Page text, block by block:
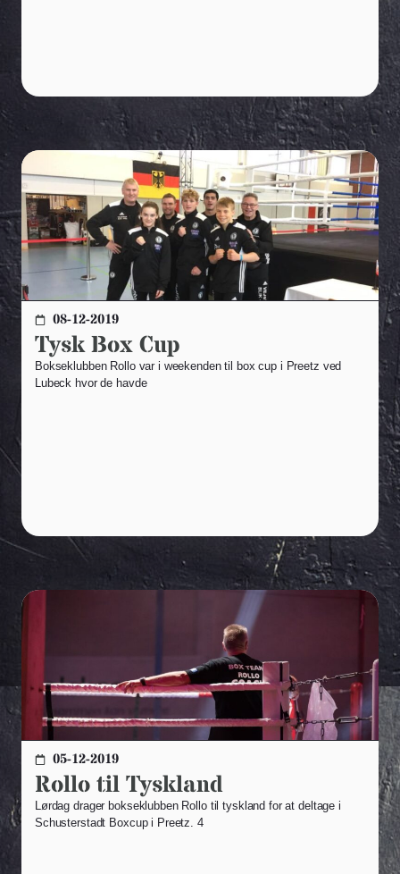
08-12-2019
Tysk Box Cup
Bokseklubben Rollo var i weekenden til box cup i Preetz ved
Lubeck hvor de havde
05-12-2019
Rollo til Tyskland
Lørdag drager bokseklubben Rollo til tyskland for at deltage i
Schusterstadt Boxcup i Preetz. 4